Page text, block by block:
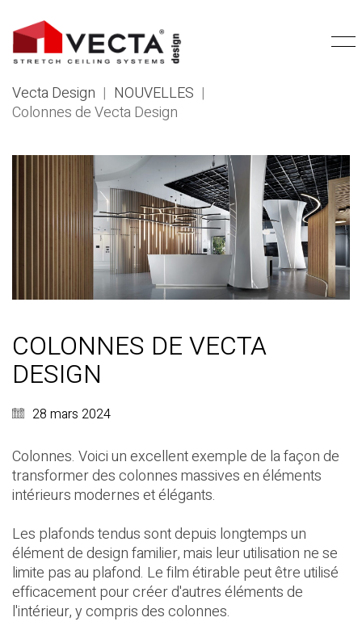
Vecta Design | NOUVELLES |
Colonnes de Vecta Design
COLONNES DE VECTA
DESIGN
28 mars 2024
Colonnes. Voici un excellent exemple de la façon de
transformer des colonnes massives en éléments
intérieurs modernes et élégants.
Les plafonds tendus sont depuis longtemps un
élément de design familier, mais leur utilisation ne se
limite pas au plafond. Le film étirable peut être utilisé
efficacement pour créer d'autres éléments de
l'intérieur, y compris des colonnes.